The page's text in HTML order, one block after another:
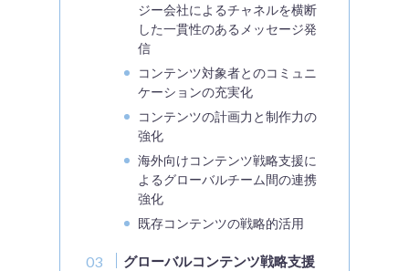
ジー会社によるチャネルを横断
した一貫性のあるメッセージ発
信
コンテンツ対象者とのコミュニ
ケーションの充実化
コンテンツの計画力と制作力の
強化
海外向けコンテンツ戦略支援に
よるグローバルチーム間の連携
強化
既存コンテンツの戦略的活用
グローバルコンテンツ戦略支援